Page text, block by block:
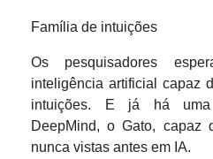
Família de intuições
Os pesquisadores
inteligência artificial capaz
intuições. E já há
DeepMind, o Gato, capaz
nunca vistas antes em IA.